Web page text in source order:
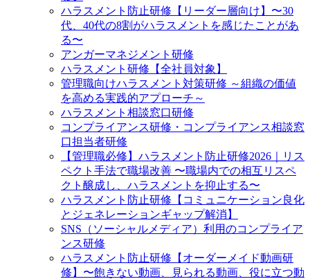
ハラスメント防止研修【リーダー層向け】〜30
代、40代の8割がハラスメントを感じたことがあ
る〜
アンガーマネジメント研修
ハラスメント研修【全社員対象】
管理職向けハラスメント対策研修 ～組織の価値
を高める実践的アプローチ～
ハラスメント相談窓口研修
コンプライアンス研修・コンプライアンス相談窓
口担当者研修
【管理職必修】ハラスメント防止研修2026｜リス
ペクト手法で職場改善 〜職場内での相互リスペ
クト醸成し、ハラスメントを抑止する〜
ハラスメント防止研修【コミュニケーション良化
とジェネレーションギャップ解消】
SNS（ソーシャルメディア）利用のコンプライア
ンス研修
ハラスメント防止研修【オーダーメイド動画研
修】〜飽きない動画、見られる動画、役に立つ動